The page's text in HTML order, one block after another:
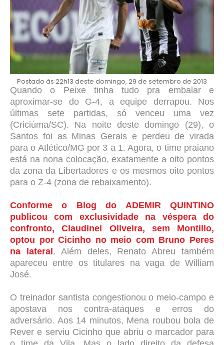
Postado às 22h13 deste domingo, 29 de setembro de 2013
Quando o Peixe tinha tudo pra embalar e
aproximar-se do G-4, a equipe derrapou. Nos
últimas sete partidas, só venceu uma vez
(Criciúma/SC). Na noite deste domingo (29), o
Santos foi as Minas Gerais e perdeu de virada
para o Atlético/MG por 3 a 1. Agora, o time praiano
está na nona colocação, exatamente a oito pontos
da zona da Libertadores e os mesmos oito pontos
para o Z-4 (zona de rebaixamento).
Conforme o Blog do ADEMIR QUINTINO
publicou com exclusividade na véspera do
confronto, Claudinei Oliveira, sem Montillo,
optou por Cicinho no meio com Bruno Peres
na lateral . Além deles, Renato Abreu também
apareceu entre os titulares na vaga de William
José.
O treinador santista congestionou o meio-campo e
apostava nos contra-ataques e erros do
adversário. Aos 14 minutos, Mena roubou bola de
Rever e serviu Cicinho que abriu o marcador para